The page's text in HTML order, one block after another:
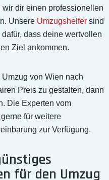
dir einen professionellen
Unsere Umzugshelfer sind
dass deine wertvollen
Ziel ankommen.
von Wien nach
Preis zu gestalten, dann
Die Experten vom
für weitere
zur Verfügung.
für den Umzug